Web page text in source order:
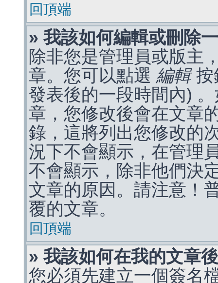
回頂端
» 我該如何編輯或刪除
除非您是管理員或版主
章。您可以點選 編輯按
發表後的一段時間內)
章，您修改後會在文章
錄，這將列出您修改的
況下不會顯示，在管理
不會顯示，除非他們決
文章的原因。請注意！
覆的文章。
回頂端
» 我該如何在我的文章
您必須先建立一個簽名